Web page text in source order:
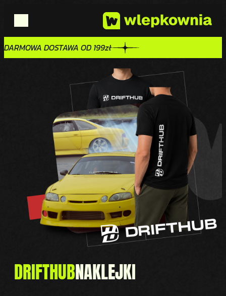
DARMOWA DOSTAWA OD 199zł
DARMOWA DOSTAWA OD 199zł
DRIFTHUBNAKLEJKI